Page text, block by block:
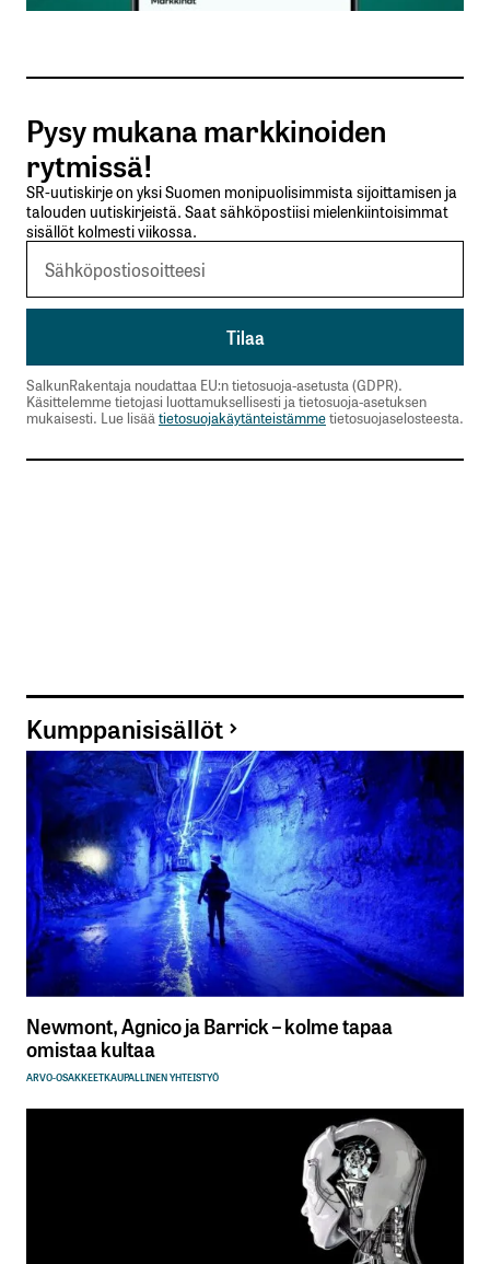
Tilaa SalkunRakentajan uutiskirje
Lähetä kommentti
Pysy mukana markkinoiden
rytmissä!
SR-uutiskirje on yksi Suomen monipuolisimmista sijoittamisen ja
talouden uutiskirjeistä. Saat sähköpostiisi mielenkiintoisimmat
sisällöt kolmesti viikossa.
SalkunRakentaja noudattaa EU:n tietosuoja-asetusta (GDPR).
Käsittelemme tietojasi luottamuksellisesti ja tietosuoja-asetuksen
mukaisesti. Lue lisäätietosuojakäytänteistämmetietosuojaselosteesta.
Kumppanisisällöt
Newmont, Agnico ja Barrick – kolme tapaa
omistaa kultaa
ARVO-OSAKKEETKAUPALLINEN YHTEISTYÖ